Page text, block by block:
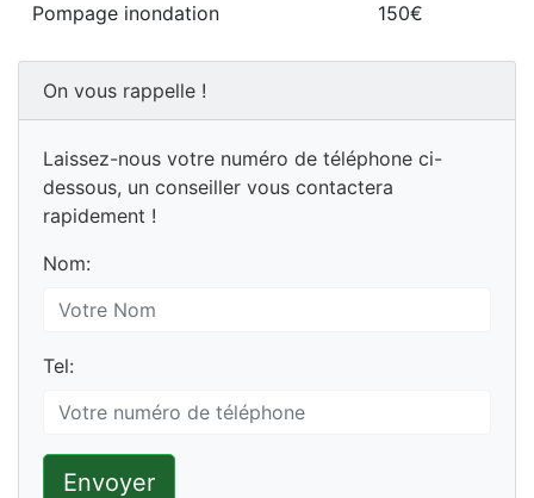
Pompage inondation 150€
On vous rappelle !
Laissez-nous votre numéro de téléphone ci-
dessous, un conseiller vous contactera
rapidement !
Nom:
Tel:
Envoyer